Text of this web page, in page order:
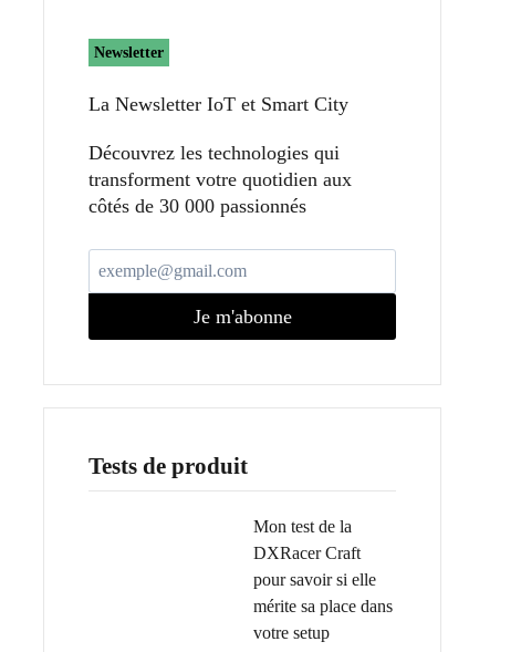
Newsletter
La Newsletter IoT et Smart City​
Découvrez les technologies qui
transforment votre quotidien aux
côtés de 30 000 passionnés
Je m'abonne
Tests de produit
Mon test de la
DXRacer Craft
pour savoir si elle
mérite sa place dans
votre setup